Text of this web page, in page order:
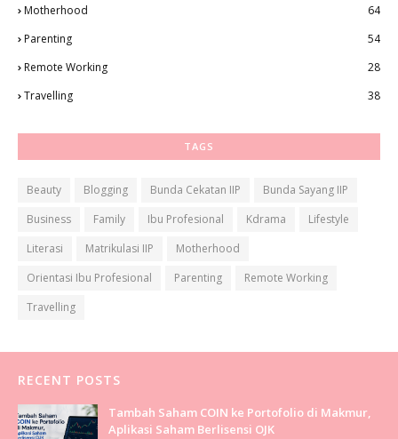
Motherhood
64
Parenting
54
Remote Working
28
Travelling
38
TAGS
Beauty Blogging Bunda Cekatan IIP
Bunda Sayang IIP
Business
Family Ibu Profesional Kdrama
Lifestyle
Literasi
Matrikulasi IIP
Motherhood
Orientasi Ibu Profesional
Parenting
Remote Working
Travelling
RECENT POSTS
Tambah Saham COIN ke Portofolio di Makmur,
Aplikasi Saham Berlisensi OJK